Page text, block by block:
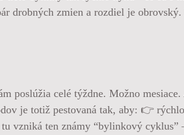
poslúžia celé týždne. Možno
je totiž pestovaná tak, aby: 👉
vzniká ten známy “bylinkový